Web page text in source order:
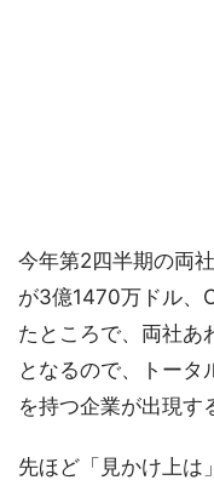
今年第2四半期の両
が3億1470万ドル、
たところで、両社あ
となるので、トー
を持つ企業が出現す
先ほど「見かけ上は